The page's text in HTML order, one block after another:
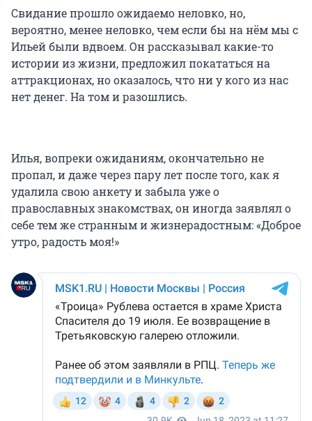
Свидание прошло ожидаемо неловко, но,
вероятно, менее неловко, чем если бы на нём мы с
Ильей были вдвоем. Он рассказывал какие-то
истории из жизни, предложил покататься на
аттракционах, но оказалось, что ни у кого из нас
нет денег. На том и разошлись.
Илья, вопреки ожиданиям, окончательно не
пропал, и даже через пару лет после того, как я
удалила свою анкету и забыла уже о
православных знакомствах, он иногда заявлял о
себе тем же странным и жизнерадостным: «Доброе
утро, радость моя!»